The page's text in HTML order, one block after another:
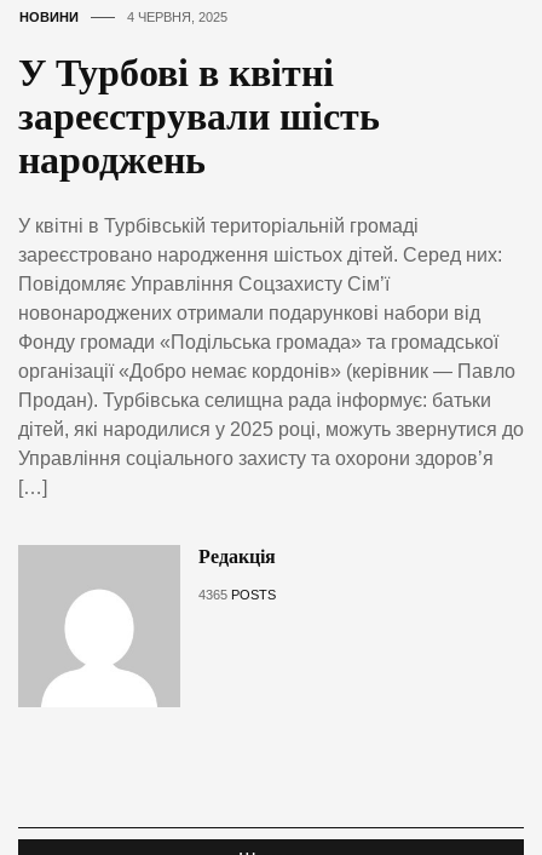
НОВИНИ 4 ЧЕРВНЯ, 2025
У Турбові в квітні
зареєстрували шість
народжень
У квітні в Турбівській територіальній громаді
зареєстровано народження шістьох дітей. Серед них:
Повідомляє Управління Соцзахисту Сім’ї
новонароджених отримали подарункові набори від
Фонду громади «Подільська громада» та громадської
організації «Добро немає кордонів» (керівник — Павло
Продан). Турбівська селищна рада інформує: батьки
дітей, які народилися у 2025 році, можуть звернутися до
Управління соціального захисту та охорони здоров’я
[…]
Редакція
4365 POSTS